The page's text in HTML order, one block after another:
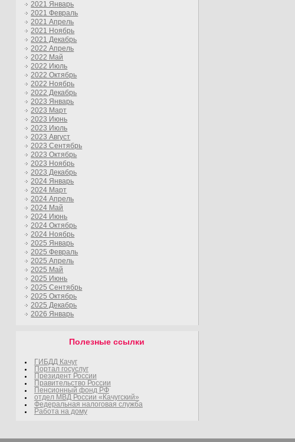
2021 Январь
2021 Февраль
2021 Апрель
2021 Ноябрь
2021 Декабрь
2022 Апрель
2022 Май
2022 Июль
2022 Октябрь
2022 Ноябрь
2022 Декабрь
2023 Январь
2023 Март
2023 Июнь
2023 Июль
2023 Август
2023 Сентябрь
2023 Октябрь
2023 Ноябрь
2023 Декабрь
2024 Январь
2024 Март
2024 Апрель
2024 Май
2024 Июнь
2024 Октябрь
2024 Ноябрь
2025 Январь
2025 Февраль
2025 Апрель
2025 Май
2025 Июнь
2025 Сентябрь
2025 Октябрь
2025 Декабрь
2026 Январь
Полезные ссылки
ГИБДД Качуг
Портал госуслуг
Президент России
Правительство России
Пенсионный фонд РФ
отдел МВД России «Качугский»
Федеральная налоговая служба
Работа на дому